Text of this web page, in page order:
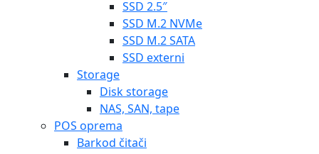
SSD 2.5″
SSD M.2 NVMe
SSD M.2 SATA
SSD externi
Storage
Disk storage
NAS, SAN, tape
POS oprema
Barkod čitači